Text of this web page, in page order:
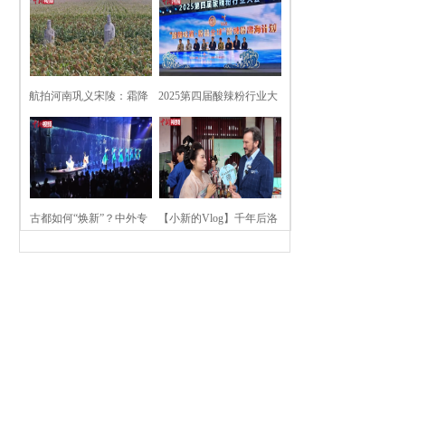
航拍河南巩义宋陵：霜降
时节高粱红
2025第四届酸辣粉行业大
会在河南开封举行
古都如何“焕新”？中外专 【小新的Vlog】千年后洛